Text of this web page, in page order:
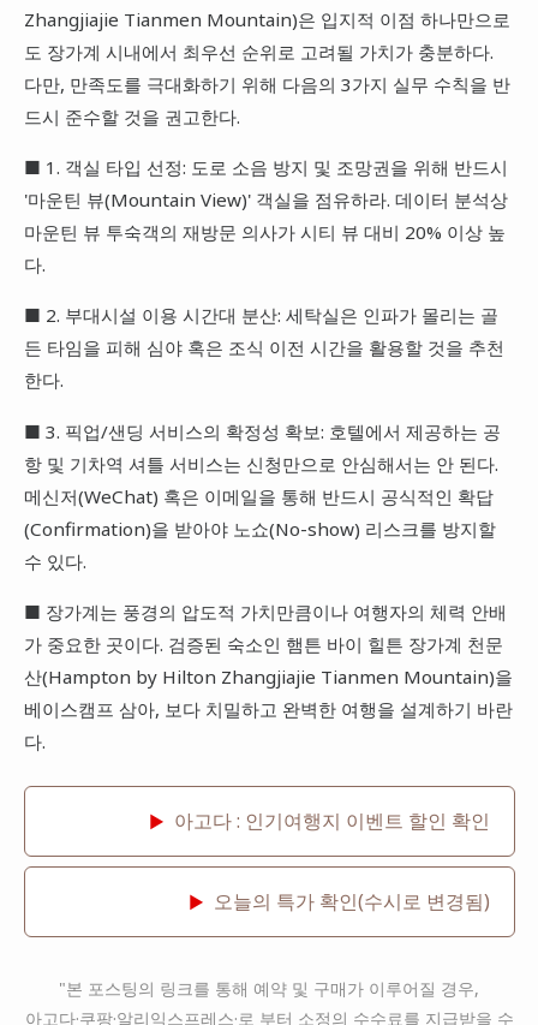
Zhangjiajie Tianmen Mountain)은 입지적 이점 하나만으로
도 장가계 시내에서 최우선 순위로 고려될 가치가 충분하다.
다만, 만족도를 극대화하기 위해 다음의 3가지 실무 수칙을 반
드시 준수할 것을 권고한다.
■ 1. 객실 타입 선정: 도로 소음 방지 및 조망권을 위해 반드시
'마운틴 뷰(Mountain View)' 객실을 점유하라. 데이터 분석상
마운틴 뷰 투숙객의 재방문 의사가 시티 뷰 대비 20% 이상 높
다.
■ 2. 부대시설 이용 시간대 분산: 세탁실은 인파가 몰리는 골
든 타임을 피해 심야 혹은 조식 이전 시간을 활용할 것을 추천
한다.
■ 3. 픽업/샌딩 서비스의 확정성 확보: 호텔에서 제공하는 공
항 및 기차역 셔틀 서비스는 신청만으로 안심해서는 안 된다.
메신저(WeChat) 혹은 이메일을 통해 반드시 공식적인 확답
(Confirmation)을 받아야 노쇼(No-show) 리스크를 방지할
수 있다.
■ 장가계는 풍경의 압도적 가치만큼이나 여행자의 체력 안배
가 중요한 곳이다. 검증된 숙소인 햄튼 바이 힐튼 장가계 천문
산(Hampton by Hilton Zhangjiajie Tianmen Mountain)을
베이스캠프 삼아, 보다 치밀하고 완벽한 여행을 설계하기 바란
다.
▶ 아고다 : 인기여행지 이벤트 할인 확인
▶ 오늘의 특가 확인(수시로 변경됨)
"본 포스팅의 링크를 통해 예약 및 구매가 이루어질 경우,
아고다·쿠팡·알리익스프레스·로 부터 소정의 수수료를 지급받을 수